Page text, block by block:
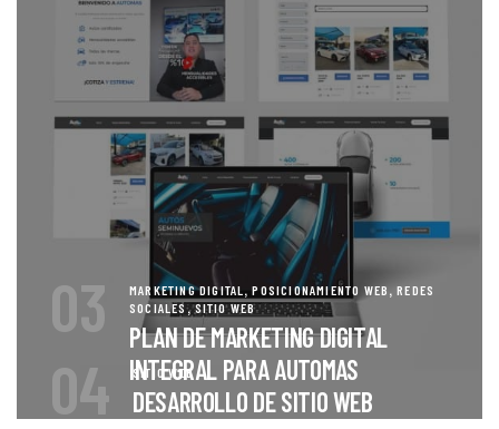
03 MARKETING DIGITAL,POSICIONAMIENTO WEB ,REDES
SOCIALES,SITIO WEB
PLAN DE MARKETING DIGITAL
INTEGRAL PARA AUTOMAS
04 SITIO WEB
DESARROLLO DE SITIO WEB